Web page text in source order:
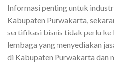
Informasi penting untuk
Kabupaten Purwakarta,
sertifikasi bisnis tidak perlu ke
lembaga yang menyediakan
di Kabupaten Purwakarta dan